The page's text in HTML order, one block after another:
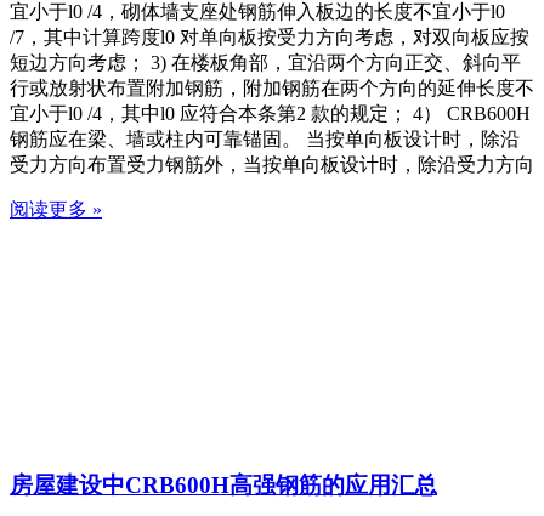
宜小于l0 /4，砌体墙支座处钢筋伸入板边的长度不宜小于l0
/7，其中计算跨度l0 对单向板按受力方向考虑，对双向板应按
短边方向考虑； 3) 在楼板角部，宜沿两个方向正交、斜向平
行或放射状布置附加钢筋，附加钢筋在两个方向的延伸长度不
宜小于l0 /4，其中l0 应符合本条第2 款的规定； 4） CRB600H
钢筋应在梁、墙或柱内可靠锚固。 当按单向板设计时，除沿
受力方向布置受力钢筋外，当按单向板设计时，除沿受力方向
阅读更多 »
房屋建设中CRB600H高强钢筋的应用汇总